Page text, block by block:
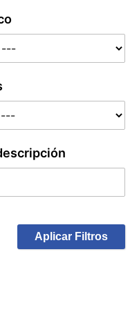
Aplicar Filtros